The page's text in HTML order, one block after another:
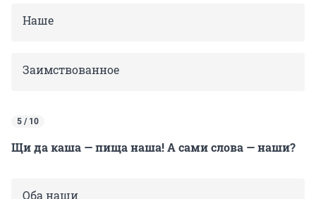
Наше
Заимствованное
5 / 10
Щи да каша — пища наша! А сами слова — наши?
Оба наши